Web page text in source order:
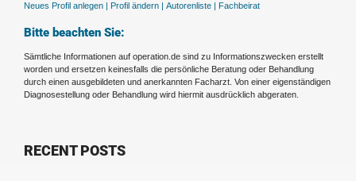
Neues Profil anlegen | Profil ändern | Autorenliste | Fachbeirat
Bitte beachten Sie:
Sämtliche Informationen auf operation.de sind zu Informationszwecken erstellt
worden und ersetzen keinesfalls die persönliche Beratung oder Behandlung
durch einen ausgebildeten und anerkannten Facharzt. Von einer eigenständigen
Diagnosestellung oder Behandlung wird hiermit ausdrücklich abgeraten.
RECENT POSTS